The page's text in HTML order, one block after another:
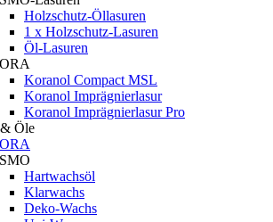
Holzschutz-Öllasuren
1 x Holzschutz-Lasuren
Öl-Lasuren
Koranol Compact MSL
Koranol Imprägnierlasur
Koranol Imprägnierlasur Pro
Öle
Hartwachsöl
Klarwachs
Deko-Wachs